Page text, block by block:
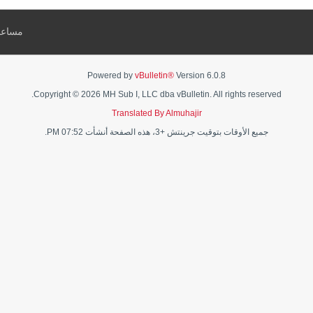
Powered by vBulletin® Version 6.0.8
Copyright © 2026 MH Sub I, LLC dba vBulletin. All rights reserved.
Translated By Almuhajir
جميع الأوقات بتوقيت جرينتش +3، هذه الصفحة أنشأت 07:52 PM.